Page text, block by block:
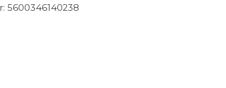
5600346140238